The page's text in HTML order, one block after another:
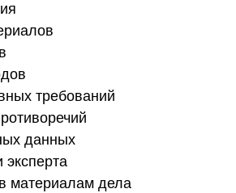
требований
данных
эксперта
материалам дела